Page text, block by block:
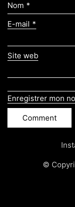
Nom *
E-mail *
Site web
Enregistrer mon
©